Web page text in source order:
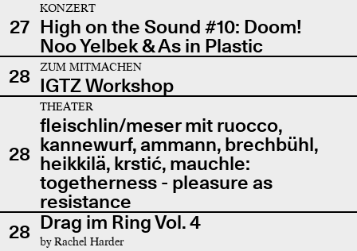
27
KONZERT
High on the Sound #10: Doom!
Noo Yelbek & As in Plastic
28
ZUM MITMACHEN
IGTZ Workshop
28
THEATER
fleischlin/meser mit ruocco,
kannewurf, ammann, brechbühl,
heikkilä, krstić, mauchle:
togetherness - pleasure as
resistance
28 Drag im Ring Vol. 4
by Rachel Harder